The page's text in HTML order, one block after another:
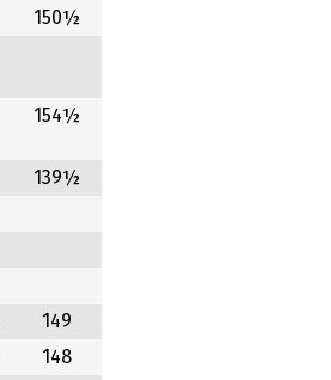
150½
154½
139½
149
148